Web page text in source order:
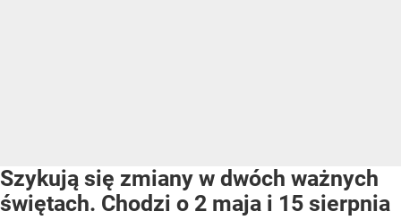
Szykują się zmiany w dwóch ważnych
świętach. Chodzi o 2 maja i 15 sierpnia